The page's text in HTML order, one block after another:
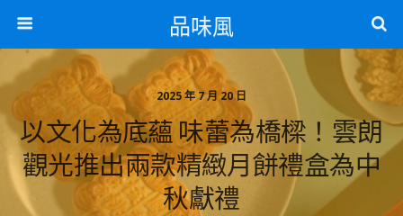
品味風
2025 年 7 月 20 日
以文化為底蘊 味蕾為橋樑！雲朗
觀光推出兩款精緻月餅禮盒為中
秋獻禮